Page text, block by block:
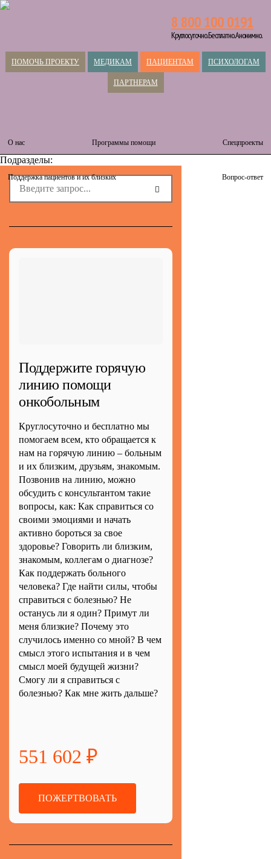
ПОМОЧЬ ПРОЕКТУ МЕДИКАМ ПАЦИЕНТАМ ПСИХОЛОГАМ
ПАРТНЕРАМ
8 800 100 0191
Круглосуточно. Бесплатно. Анонимно.
О нас Программы помощи Спецпроекты
Поддержка пациентов и их близких Вопрос-ответ
Подразделы:
Поддержите горячую
линию помощи
онкобольным
Круглосуточно и бесплатно мы
помогаем всем, кто обращается к
нам на горячую линию – больным
и их близким, друзьям, знакомым.
Позвонив на линию, можно
обсудить с консультантом такие
вопросы, как: Как справиться со
своими эмоциями и начать
активно бороться за свое
здоровье? Говорить ли близким,
знакомым, коллегам о диагнозе?
Как поддержать больного
человека? Где найти силы, чтобы
справиться с болезнью? Не
останусь ли я один? Примут ли
меня близкие? Почему это
случилось именно со мной? В чем
смысл этого испытания и в чем
смысл моей будущей жизни?
Смогу ли я справиться с
болезнью? Как мне жить дальше?
551 602 ₽
ПОЖЕРТВОВАТЬ